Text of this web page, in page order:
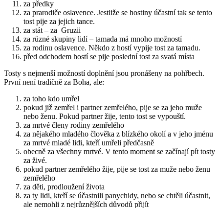
za předky
za prarodiče oslavence. Jestliže se hostiny účastní tak se tento
tost pije za jejich tance.
za stát – za Gruzii
za různé skupiny lidí – tamada má mnoho možností
za rodinu oslavence. Někdo z hostí vypije tost za tamadu.
před odchodem hostí se pije poslední tost za svatá místa
Tosty s nejmenší možností doplnění jsou pronášeny na pohřbech.
První není tradičně za Boha, ale:
za toho kdo umřel
pokud již zemřel i partner zemřelého, pije se za jeho muže
nebo ženu. Pokud partner žije, tento tost se vypouští.
za mrtvé členy rodiny zemřelého
za nějakého mladého člověka z blízkého okolí a v jeho jménu
za mrtvé mladé lidi, kteří umřeli předčasně
obecně za všechny mrtvé. V tento moment se začínají pít tosty
za živé.
pokud partner zemřelého žije, pije se tost za muže nebo ženu
zemřelého
za děti, prodloužení života
za ty lidi, kteří se účastnili panychidy, nebo se chtěli účastnit,
ale nemohli z nejrůznějších důvodů přijít